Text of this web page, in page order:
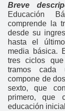
Breve
Educación
comprende la
desde su
hasta el
media básica.
tres ciclos
tramos cada
compone de
sexto, que
primero, que
educación